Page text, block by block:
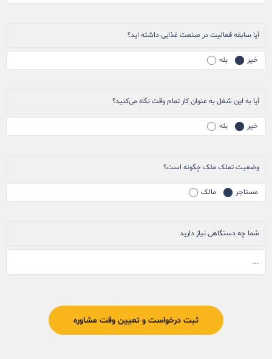
آیا سابقه فعالیت در صنعت غذایی داشته اید؟
خیر بله
آیا به این شغل به عنوان کار تمام وقت نگاه می‌کنید؟
خیر بله
وضعیت تملک ملک چگونه است؟
مستاجر مالک
شما چه دستگاهی نیاز دارید